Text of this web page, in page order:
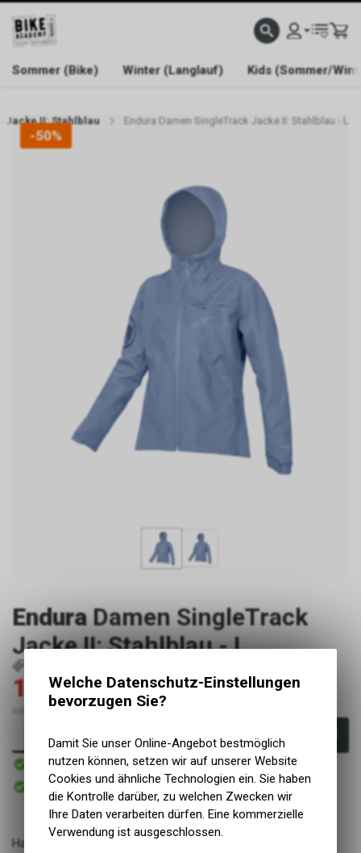
WELCOME TO BIKE ACADEMY
Sommer (Bike) Winter (Langlauf) Kids (Sommer/
Jacke II: Stahlblau Endura Damen SingleTrack Jacke II: Stahlblau - L
-50%
Endura Damen SingleTrack
Jacke II: Stahlblau - L
100.00CHF200.00CHF
inkl. MwSt., zzgl. Versandkosten
Sofort verfügbar
Sofort abholbar
Abholung BIKE ACADEMY DAVOS
Hardshell
Welche Datenschutz-Einstellungen
bevorzugen Sie?
Damit Sie unser Online-Angebot bestmöglich
nutzen können, setzen wir auf unserer Website
Cookies und ähnliche Technologien ein. Sie haben
die Kontrolle darüber, zu welchen Zwecken wir
Ihre Daten verarbeiten dürfen. Eine kommerzielle
Verwendung ist ausgeschlossen.